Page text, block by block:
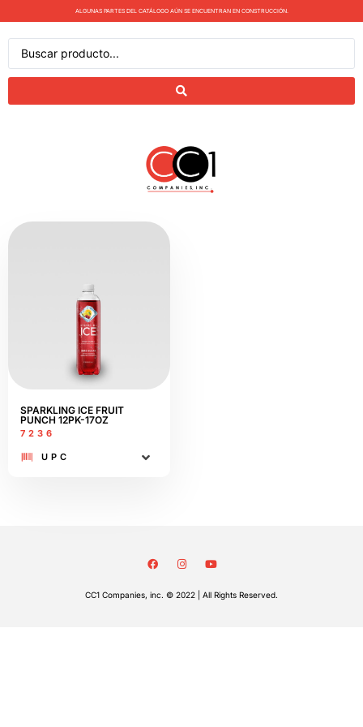
ALGUNAS PARTES DEL CATÁLOGO AÚN SE ENCUENTRAN EN CONSTRUCCIÓN.
SPARKLING ICE FRUIT
PUNCH 12PK-17OZ
7236
UPC
CC1 Companies, inc. © 2022 | All Rights Reserved.